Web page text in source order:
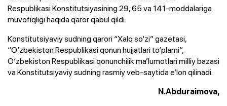
Respublikasi Konstitutsiyasining 29, 65 va 141-moddalariga
muvofiqligi haqida qaror qabul qildi.
Konstitutsiyaviy sudning qarori “Xalq so‘zi” gazetasi,
“O‘zbekiston Respublikasi qonun hujjatlari to‘plami”,
O‘zbekiston Respublikasi qonunchilik ma’lumotlari milliy bazasi
va Konstitutsiyaviy sudning rasmiy veb-saytida e’lon qilinadi.
N.Abduraimova,